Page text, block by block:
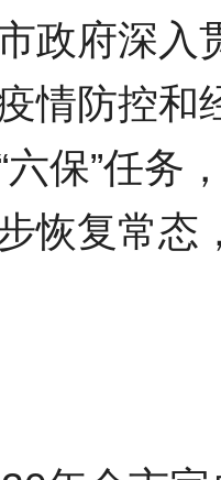
政府深入
情防控和
保”任务
恢复常态